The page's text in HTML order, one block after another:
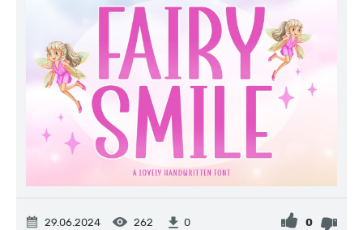
29.06.2024 262 0 0